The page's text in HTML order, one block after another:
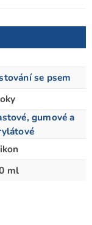
se psem
gumové a
ml